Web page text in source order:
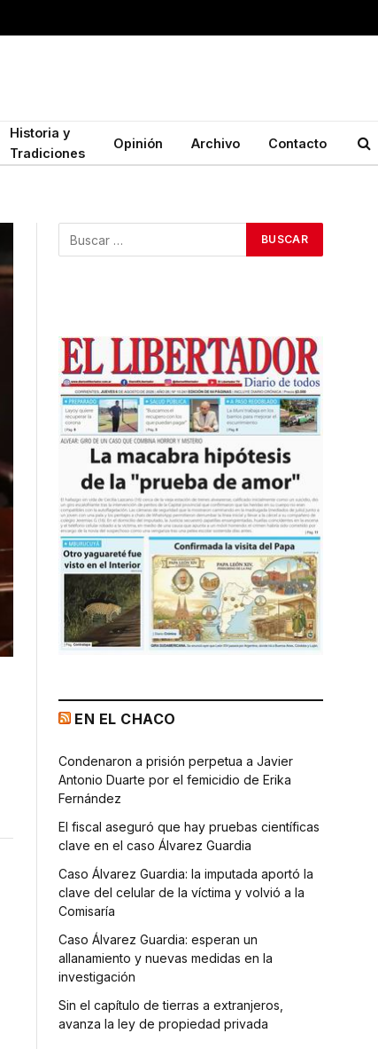
Historia y
Tradiciones
Opinión Archivo Contacto
EN EL CHACO
Condenaron a prisión perpetua a Javier
Antonio Duarte por el femicidio de Erika
Fernández
El fiscal aseguró que hay pruebas científicas
clave en el caso Álvarez Guardia
Caso Álvarez Guardia: la imputada aportó la
clave del celular de la víctima y volvió a la
Comisaría
Caso Álvarez Guardia: esperan un
allanamiento y nuevas medidas en la
investigación
Sin el capítulo de tierras a extranjeros,
avanza la ley de propiedad privada